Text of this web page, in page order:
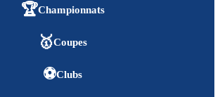
🏆Championnats
🥇Coupes
⚽Clubs